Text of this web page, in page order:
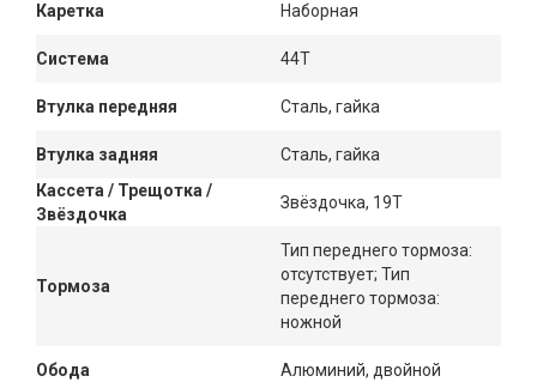
Каретка Наборная
Система 44Т
Втулка передняя Сталь, гайка
Втулка задняя
Сталь, гайка
Кассета / Трещотка /
Звёздочка
Звёздочка, 19Т
Тормоза
Тип переднего тормоза:
отсутствует; Тип
переднего тормоза:
ножной
Обода Алюминий, двойной